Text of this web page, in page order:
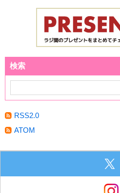
検索
RSS2.0
ATOM